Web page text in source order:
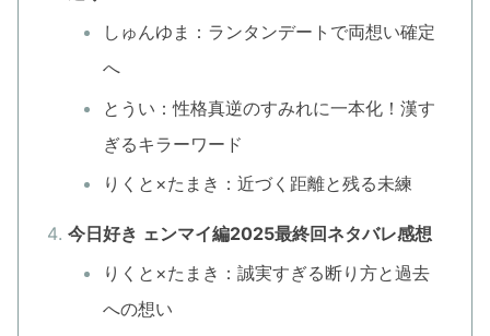
しゅんゆま：ランタンデートで両想い確定
へ
とうい：性格真逆のすみれに一本化！漢す
ぎるキラーワード
りくと×たまき：近づく距離と残る未練
今日好き ェンマイ編2025最終回ネタバレ感想
りくと×たまき：誠実すぎる断り方と過去
への想い